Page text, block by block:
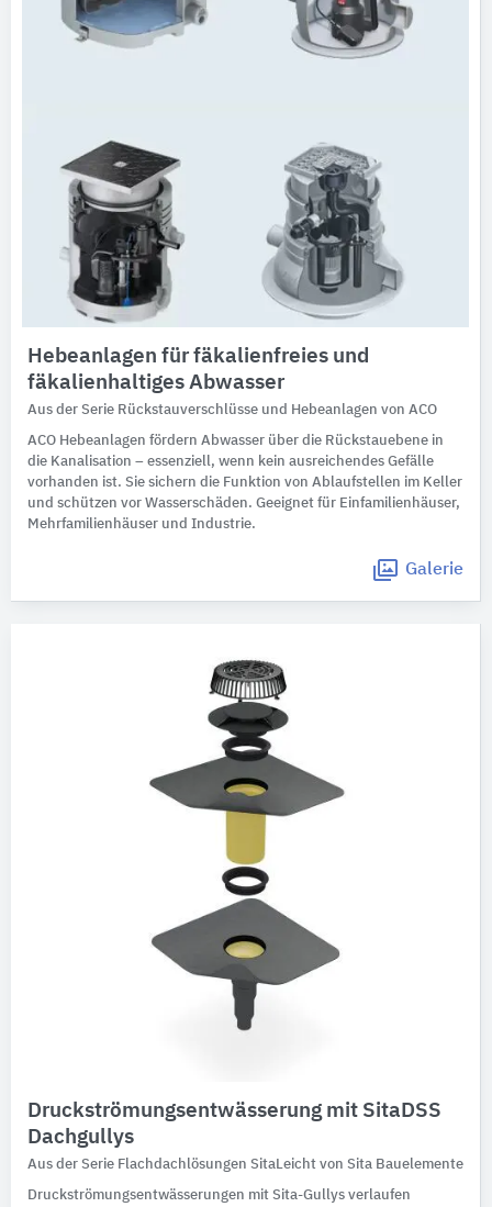
Hebeanlagen für fäkalienfreies und
fäkalienhaltiges Abwasser
Aus der Serie Rückstauverschlüsse und Hebeanlagen von ACO
ACO Hebeanlagen fördern Abwasser über die Rückstauebene in
die Kanalisation – essenziell, wenn kein ausreichendes Gefälle
vorhanden ist. Sie sichern die Funktion von Ablaufstellen im Keller
und schützen vor Wasserschäden. Geeignet für Einfamilienhäuser,
Mehrfamilienhäuser und Industrie.
Galerie
Druckströmungsentwässerung mit SitaDSS
Dachgullys
Aus der Serie Flachdachlösungen SitaLeicht von Sita Bauelemente
Druckströmungsentwässerungen mit Sita-Gullys verlaufen